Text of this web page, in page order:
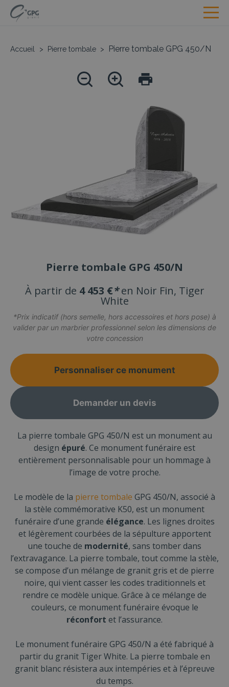
Accueil > Pierre tombale > Pierre tombale GPG 450/N
Pierre tombale GPG 450/N
À partir de 4 453 €* en Noir Fin, Tiger
White
*Prix indicatif (hors semelle, hors accessoires et hors pose) à
valider par un marbrier professionnel selon les dimensions de
votre concession
Personnaliser ce monument
Demander un devis
La pierre tombale GPG 450/N est un monument au
design épuré. Ce monument funéraire est
entièrement personnalisable pour un hommage à
l’image de votre proche.
Le modèle de la pierre tombale GPG 450/N, associé à
la stèle commémorative K50, est un monument
funéraire d’une grande élégance. Les lignes droites
et légèrement courbées de la sépulture apportent
une touche de modernité, sans tomber dans
l’extravagance. La pierre tombale, tout comme la stèle,
se compose d’un mélange de granit gris et de pierre
noire, qui vient casser les codes traditionnels et
rendre ce modèle unique. Grâce à ce mélange de
couleurs, ce monument funéraire évoque le
réconfort et l’assurance.
Le monument funéraire GPG 450/N a été fabriqué à
partir du granit Tiger White. La pierre tombale en
granit blanc résistera aux intempéries et à l’épreuve
du temps.